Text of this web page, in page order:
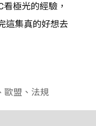
極光的經驗，
這集真的好想去
歐盟 、 法規